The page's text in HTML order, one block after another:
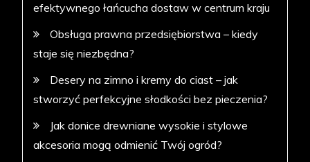
efektywnego łańcucha dostaw w centrum kraju
Obsługa prawna przedsiębiorstwa – kiedy
staje się niezbędna?
Desery na zimno i kremy do ciast – jak
stworzyć perfekcyjne słodkości bez pieczenia?
Jak donice drewniane wysokie i stylowe
akcesoria mogą odmienić Twój ogród?